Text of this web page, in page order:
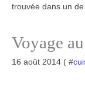
trouvée dans un de
Voyage
16 août 2014 ( #